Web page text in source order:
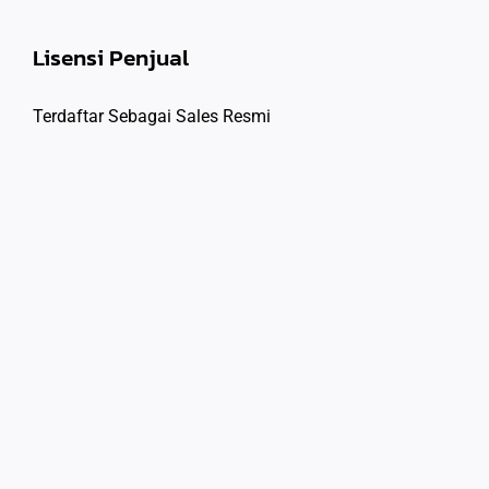
Lisensi Penjual
Terdaftar Sebagai Sales Resmi